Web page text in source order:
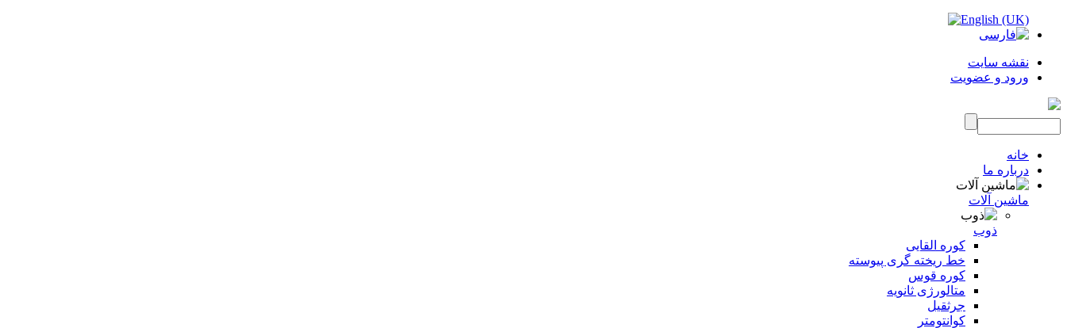
نقشه سایت
ورود و عضویت
خانه
درباره ما
ماشین آلات
ذوب
کوره القایی
خط ریخته گری پیوسته
کوره قوس
متالورژی ثانویه
جرثقیل
کوانتومتر